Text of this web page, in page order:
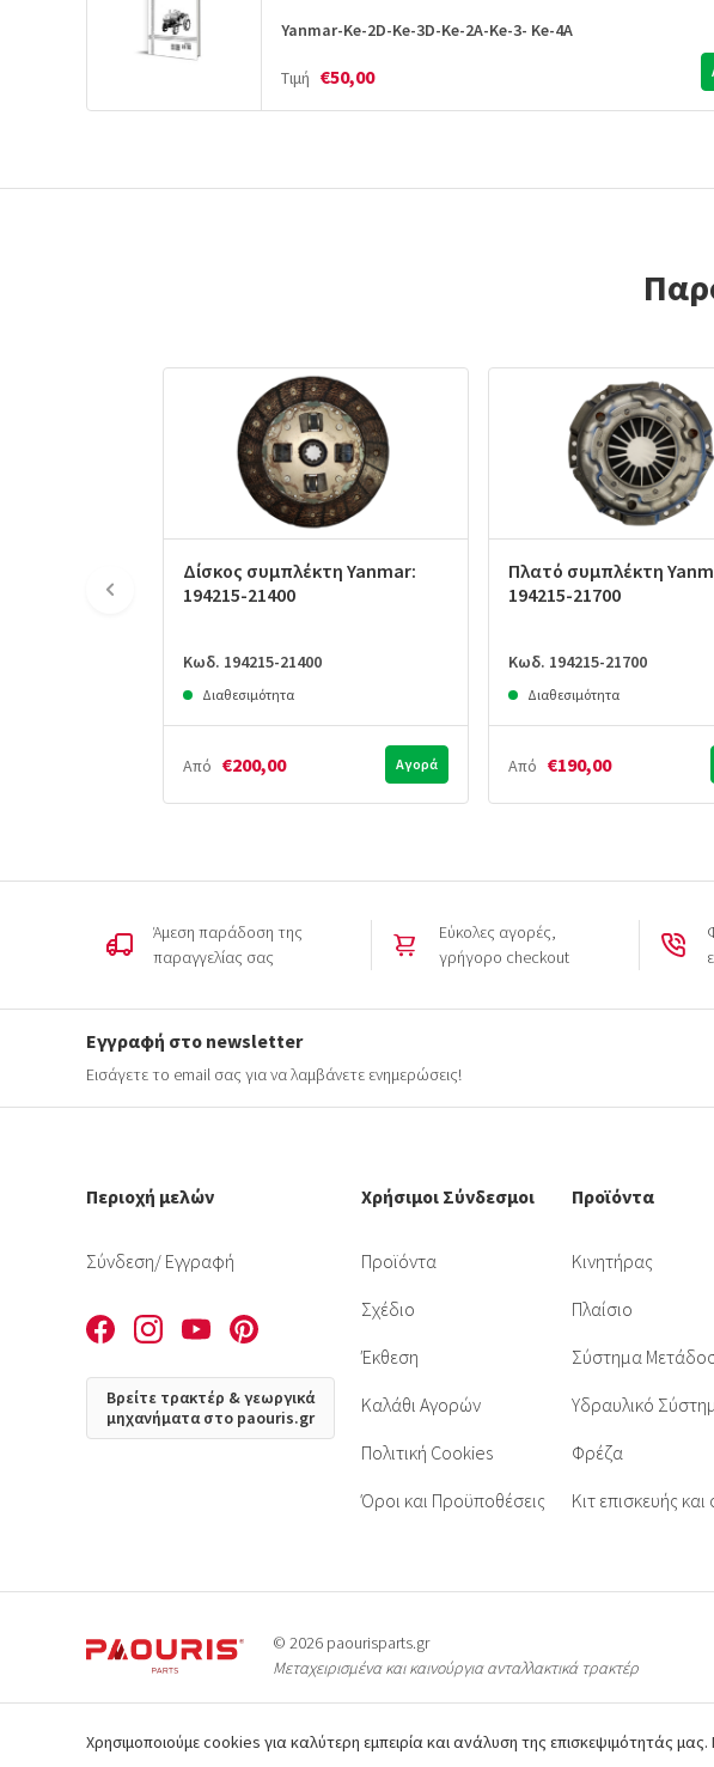
Yanmar-Ke-2D-Ke-3D-Ke-2A-Ke-3- Ke-4A
Τιμή €50,00
Δίσκος συμπλέκτη Yanmar:
194215-21400
Κωδ. 194215-21400
Διαθεσιμότητα
Από €200,00 Αγορά
Πλατό συμπλέκτη
194215-21700
Κωδ. 194215-21700
Διαθεσιμότητα
Από €190,00
Άμεση παράδοση της
παραγγελίας σας
Εύκολες αγορές,
γρήγορο checkout
Εγγραφή στο newsletter
Εισάγετε το email σας για να λαμβάνετε ενημερώσεις!
Περιοχή μελών
Σύνδεση/ Εγγραφή
Βρείτε τρακτέρ & γεωργικά
μηχανήματα στο paouris.gr
Χρήσιμοι Σύνδεσμοι
Προϊόντα
Σχέδιο
Έκθεση
Καλάθι Αγορών
Πολιτική Cookies
Όροι και Προϋποθέσεις
Προϊόντα
Κινητήρας
Πλαίσιο
Σύστημα
Υδραυλικό
Φρέζα
Κιτ επισκευής
© 2026 paourisparts.gr
Μεταχειρισμένα και καινούργια ανταλλακτικά τρακτέρ
© Όλες οι φωτογραφίες των προϊόντων προστατεύονται από
Χρησιμοποιούμε cookies για καλύτερη εμπειρία και ανάλυση της επισκεψιμότητάς